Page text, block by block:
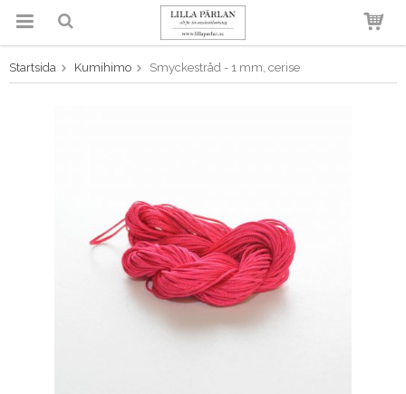
Produkten har blivit tillagd i
varukorgen
Startsida Kumihimo Smyckestråd - 1 mm, cerise